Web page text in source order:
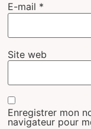
E-mail *
Site web
Enregistrer mon
navigateur pour